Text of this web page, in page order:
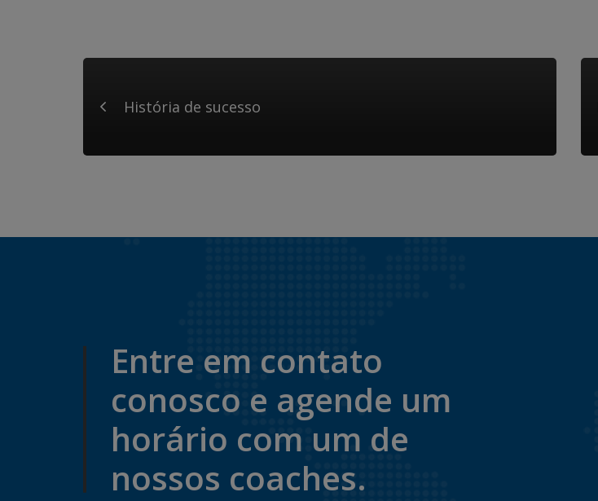
História de sucesso
Entre em contato
conosco e agende um
horário com um de
nossos coaches.